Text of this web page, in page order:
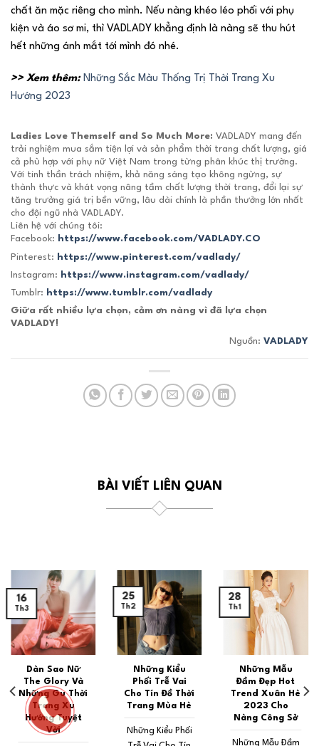
chất ăn mặc riêng cho mình. Nếu nàng khéo léo phối với phụ
kiện và áo sơ mi, thì VADLADY khẳng định là nàng sẽ thu hút
hết những ánh mắt tới mình đó nhé.
>> Xem thêm: Những Sắc Màu Thống Trị Thời Trang Xu
Hướng 2023
Ladies Love Themself and So Much More: VADLADY mang đến
trải nghiệm mua sắm tiện lợi và sản phẩm thời trang chất lượng, giá
cả phù hợp với phụ nữ Việt Nam trong từng phân khúc thị trường.
Với tinh thần trách nhiệm, khả năng sáng tạo không ngừng, sự
thành thực và khát vọng nâng tầm chất lượng thời trang, đổi lại sự
tăng trưởng giá trị bền vững, lâu dài chính là phần thưởng lớn nhất
cho đội ngũ nhà VADLADY.
Liên hệ với chúng tôi:
Facebook:
https://www.facebook.com/VADLADY.CO
Pinterest:
https://www.pinterest.com/vadlady/
Instagram:
https://www.instagram.com/vadlady/
Tumblr:
https://www.tumblr.com/vadlady
Giữa rất nhiều lựa chọn, cảm ơn nàng vì đã lựa chọn
VADLADY!
Nguồn: VADLADY
BÀI VIẾT LIÊN QUAN
Dàn Sao Nữ
The Glory Và
Những Gu Thời
Trang Xu
Hướng Tuyệt
Vời
16
Th3
Những Kiểu
Phối Trễ Vai
Cho Tín Đồ Thời
Trang Mùa Hè
Những Kiểu Phối
25
Th2
Những Mẫu
Đầm Đẹp Hot
Trend Xuân Hè
2023 Cho
Nàng Công Sở
Những Mẫu Đầm
28
Th1